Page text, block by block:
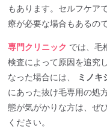
もあります。セルフケア
療が必要な場合もあるの
専門クリニック では、毛
検査によって原因を追究
なった場合には、
ミノキ
にあった抜け毛専用の処
態が気がかりな方は、ぜ
ください。